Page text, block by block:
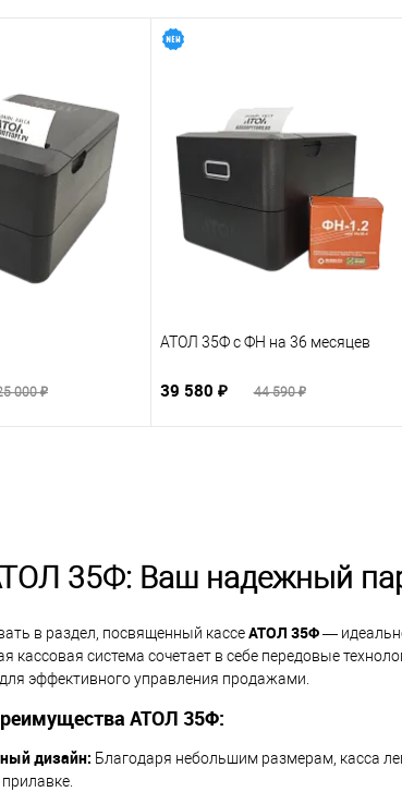
000 ₽
АТОЛ 35Ф с ФН на 36 месяцев
39 580 ₽ 44 590 ₽
35Ф: Ваш надежный
в раздел, посвященный кассеАТОЛ 35Ф—
кассовая система сочетает в себе передовые
эффективного управления продажами.
АТОЛ 35Ф:
дизайн: Благодаря небольшим размерам, касса